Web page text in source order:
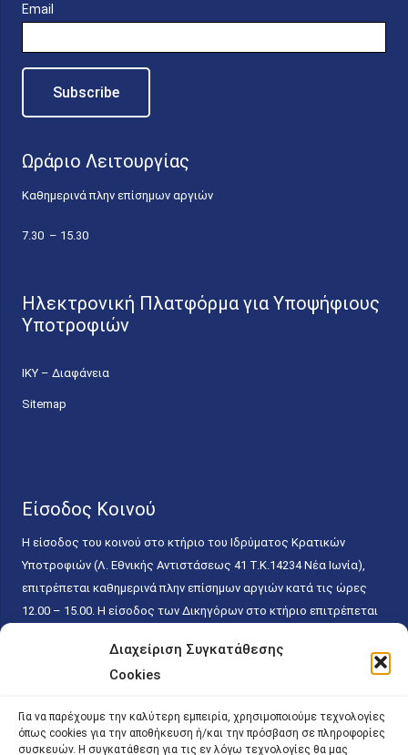
Διαχείριση Συγκατάθεσης
Cookies
Για να παρέχουμε την καλύτερη εμπειρία, χρησιμοποιούμε τεχνολογίες
όπως cookies για την αποθήκευση ή/και την πρόσβαση σε πληροφορίες
συσκευών. Η συγκατάθεση για τις εν λόγω τεχνολογίες θα μας
Email
Ωράριο Λειτουργίας
Καθημερινά πλην επίσημων αργιών
7.30 – 15.30
Ηλεκτρονική Πλατφόρμα για Υποψήφιους
Υποτροφιών
ΙΚΥ – Διαφάνεια
Sitemap
Είσοδος Κοινού
Η είσοδος του κοινού στο κτήριο του Ιδρύματος Κρατικών
Υποτροφιών (Λ. Εθνικής Αντιστάσεως 41 T.K.14234 Νέα Ιωνία),
επιτρέπεται καθημερινά πλην επίσημων αργιών κατά τις ώρες
12.00 – 15.00. Η είσοδος των Δικηγόρων στο κτήριο επιτρέπεται
κάθε εργάσιμη ημέρα και ώρα χωρίς κανέναν χρονικό ή άλλο
περιορισμό. Η είσοδος του κοινού ειδικά στο γραφείο του
15.00. Η εξυπηρέτηση του κοινού πραγματοποιείται βάσει των
παγίων ισχυουσών διατάξεων. Για την αποφυγή συνωστισμού